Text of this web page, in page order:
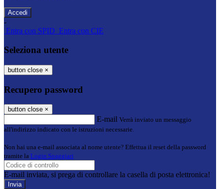
-
Entra con SPID Entra con CIE
Seleziona utente
button close ×
Recupero password
button close ×
E-mail Verrà inviato un messaggio
all'indirizzo indicato con le istruzioni necessarie.
Non hai una e-mail associata al nome utente? Effettua il reset della password
tramite la Login Spaggiari
E-mail inviata, si prega di controllare la casella di posta elettronica!